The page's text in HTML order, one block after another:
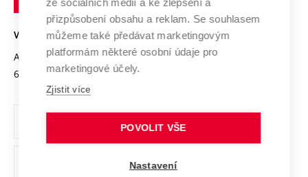
Open Science
Projekty
Projekty ze strukturálních fondů
Specifický výzkum
Univerzitní sítě
Bezpečná univerzita
Vyznamenání
Organizační struktura
Ochrana osobních údajů
odkaz)
VYSOKÉ UČENÍ TECHNICKÉ V BRNĚ
Antonínská 548/1
602 00 Brno
www.vut.cz
vut@vutbr.cz
ze sociálních médií a ke zlepšení a
přizpůsobení obsahu a reklam. Se souhlasem
můžeme také předávat marketingovým
platformám některé osobní údaje pro
marketingové účely.
Zjistit více
POVOLIT VŠE
Nastavení